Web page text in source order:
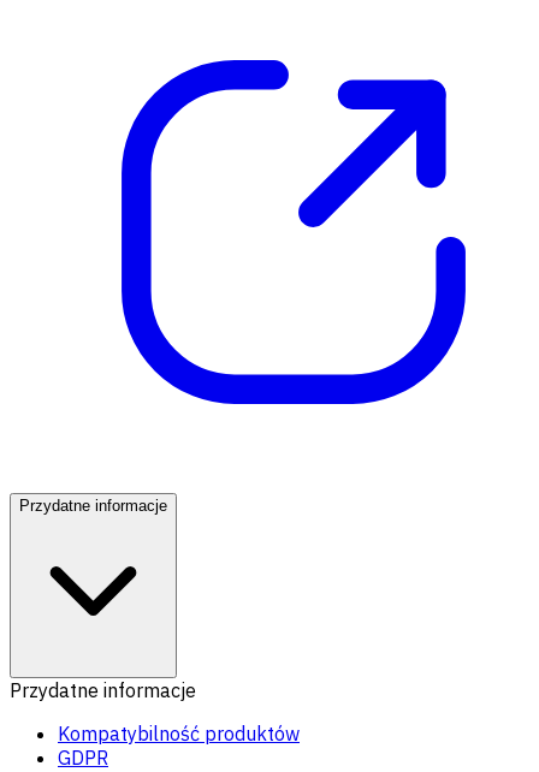
Przydatne informacje
Przydatne informacje
Kompatybilność produktów
GDPR